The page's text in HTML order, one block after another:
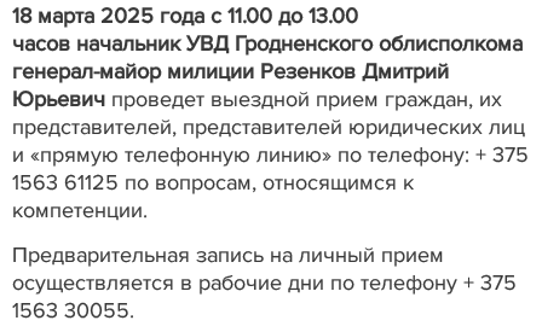
18 марта 2025 года с11.00 до 13.00
часов начальник УВД Гродненского облисполкома
генерал-майор милиции Резенков Дмитрий
Юрьевич проведет выездной прием граждан, их
представителей, представителей юридических лиц
и «прямую телефонную линию» по телефону: + 375
1563 61125 по вопросам, относящимся к
компетенции.
Предварительная запись на личный прием
осуществляется в рабочие дни по телефону + 375
1563 30055.